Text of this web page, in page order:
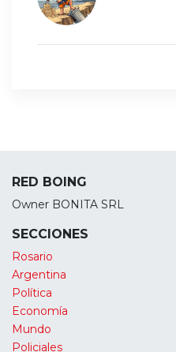
RED BOING
Owner BONITA SRL
SECCIONES
Rosario
Argentina
Política
Economía
Mundo
Policiales